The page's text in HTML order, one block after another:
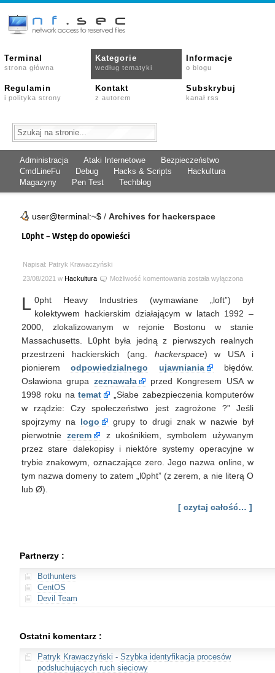
Terminal
strona główna
Kategorie
według tematyki
Informacje
o blogu
Regulamin
i polityka strony
Kontakt
z autorem
Subskrybuj
kanał rss
Administracja Ataki Internetowe
Bezpieczeństwo
CmdLineFu
Debug Hacks & Scripts
Hackultura
Magazyny
Pen Test Techblog
user@terminal:~$ / Archives for hackerspace
L0pht – Wstęp do opowieści
Napisał: Patryk Krawaczyński
23/08/2021 w Hackultura Możliwość komentowania L0pht
Wstęp
do
została wyłączona
L 0pht Heavy Industries (wymawiane „loft”) był
kolektywem hackierskim działającym w latach 1992 –
2000, zlokalizowanym w rejonie Bostonu w stanie
Massachusetts. L0pht była jedną z pierwszych realnych
przestrzeni hackierskich (ang. hackerspace) w USA i
pionieremodpowiedzialnego ujawniania
błędów.
Osławiona grupa zeznawała
przed Kongresem USA w
1998 roku na temat
„Słabe zabezpieczenia komputerów
w rządzie: Czy społeczeństwo jest zagrożone ?” Jeśli
spojrzymy na logo
grupy to drugi znak w nazwie był
pierwotnie zerem
z ukośnikiem, symbolem używanym
przez stare dalekopisy i niektóre systemy operacyjne w
trybie znakowym, oznaczające zero. Jego nazwa online, w
tym nazwa domeny to zatem „l0pht” (z zerem, a nie literą O
lub Ø).
[ czytaj całość… ]
Partnerzy :
Bothunters
CentOS
Devil Team
Ostatni komentarz :
Patryk Krawaczyński - Szybka identyfikacja procesów
podsłuchujących ruch sieciowy